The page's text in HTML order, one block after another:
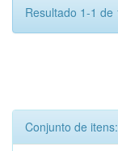
Resultado 1-1 de
Conjunto de itens: